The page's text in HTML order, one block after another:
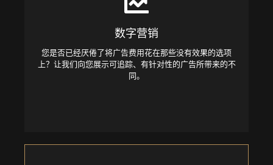
数字营销
您是否已经厌倦了将广告费用花在那些没有效果的选项
上？让我们向您展示可追踪、有针对性的广告所带来的不
同。
Are you tired of spending your advertising budget on
trackable, targeted advertising can make.